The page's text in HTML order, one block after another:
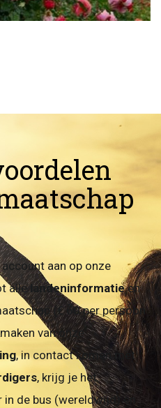
aan op onze
alle landeninformatieen
(€ 60 per persoon
van onze
, in contact komen met
, krijg je het
de bus (wereldwijd) en